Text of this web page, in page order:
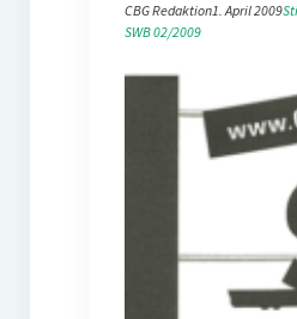
CBG Redaktion1. April 2009
SWB 02/2009